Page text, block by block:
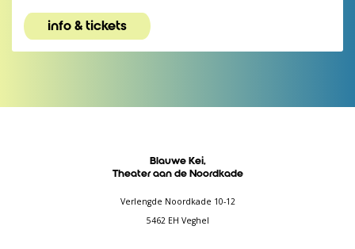
info & tickets
Blauwe Kei,
Theater aan de Noordkade
Verlengde Noordkade 10-12
5462 EH Veghel